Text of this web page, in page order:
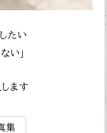
たい
い」
ます
集